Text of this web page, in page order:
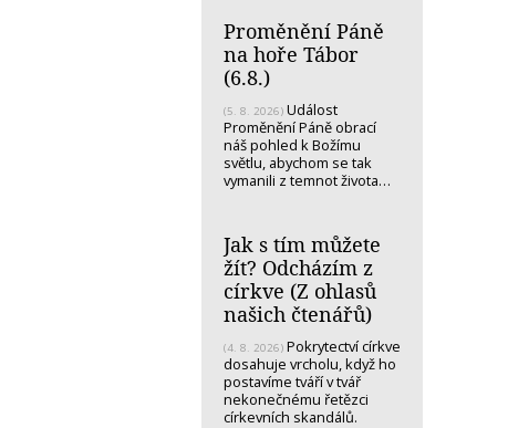
Proměnění Páně
na hoře Tábor
(6.8.)
(5. 8. 2026) Událost
Proměnění Páně obrací
náš pohled k Božímu
světlu, abychom se tak
vymanili z temnot života…
Jak s tím můžete
žít? Odcházím z
církve (Z ohlasů
našich čtenářů)
(4. 8. 2026) Pokrytectví církve
dosahuje vrcholu, když ho
postavíme tváří v tvář
nekonečnému řetězci
církevních skandálů.